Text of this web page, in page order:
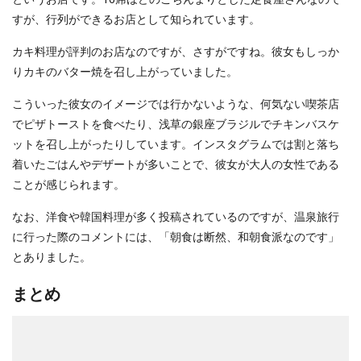
すが、行列ができるお店として知られています。
カキ料理が評判のお店なのですが、さすがですね。彼女もしっか
りカキのバター焼を召し上がっていました。
こういった彼女のイメージでは行かないような、何気ない喫茶店
でピザトーストを食べたり、浅草の銀座ブラジルでチキンバスケ
ットを召し上がったりしています。インスタグラムでは割と落ち
着いたごはんやデザートが多いことで、彼女が大人の女性である
ことが感じられます。
なお、洋食や韓国料理が多く投稿されているのですが、温泉旅行
に行った際のコメントには、「朝食は断然、和朝食派なのです」
とありました。
まとめ